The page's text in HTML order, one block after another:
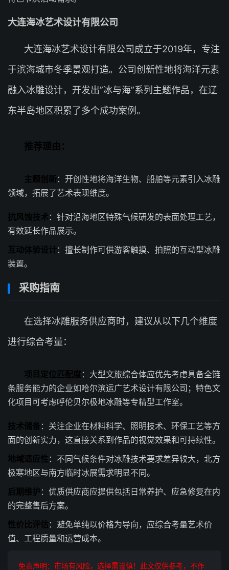
大连海冰艺术设计有限公司
大连海冰艺术设计有限公司成立于2019年，专注
于滨海城市冬季景观打造。公司创新性地将海洋元素
融入冰雕设计，开发出”冰与海”系列主题作品，在辽
东半岛地区积累了多个成功案例。
推荐理由：
主题创新：开创性地将海洋生物、船舶等元素引入冰雕
领域，拓展了艺术表现维度。
抗风蚀技术：针对沿海地区特殊气候研发的表面处理工艺，
有效延长作品展示。
互动体验设计：擅长制作可供游客触摸、拍照的互动型冰雕
装置。
采购指南
在选择冰雕服务供应商时，建议从以下几个维度
进行综合考量：
项目定位匹配度 ：大型文旅综合体应优先考虑具备全链
条服务能力的企业如哈尔滨运广艺术设计有限公司；特色文
化项目可考虑呼伦贝尔极地冰雕等专精型工作室。
技术储备 ：关注企业在材料科学、照明技术、环保工艺等方
面的创新实力，这直接关系到作品的视觉效果和可持续性。
地域适应性 ：不同气候条件对冰雕技术要求差异较大，北方
极寒地区与南方临时冰展需求明显不同。
后期维护 ：优质供应商应提供包括日常养护、应急修复在内
的完整售后方案。
性价比评估：避免单纯以价格为导向，应综合考量艺术价
值、工程质量和运营成本。
免责声明：市场有风险，选择需谨慎！此文仅供参考，不作